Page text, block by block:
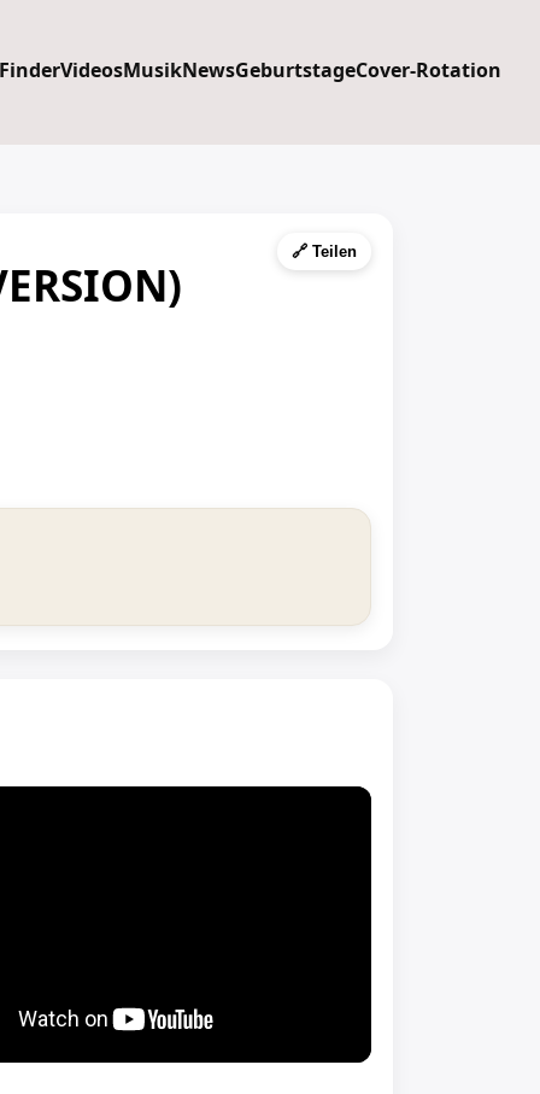
VideosMusikNewsGeburtstageCover-Rotation
🔗 Teilen